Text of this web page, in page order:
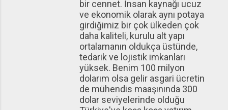
bir cennet. İnsan kaynağı ucuz
ve ekonomik olarak aynı potaya
girdiğimiz bir çok ülkeden çok
daha kaliteli, kurulu alt yapı
ortalamanın oldukça üstünde,
tedarik ve lojistik imkanları
yüksek. Benim 100 milyon
dolarım olsa gelir asgari ücretin
de mühendis maaşınında 300
dolar seviyelerinde olduğu